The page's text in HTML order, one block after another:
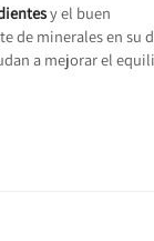
y el buen
de minerales en su
a mejorar el